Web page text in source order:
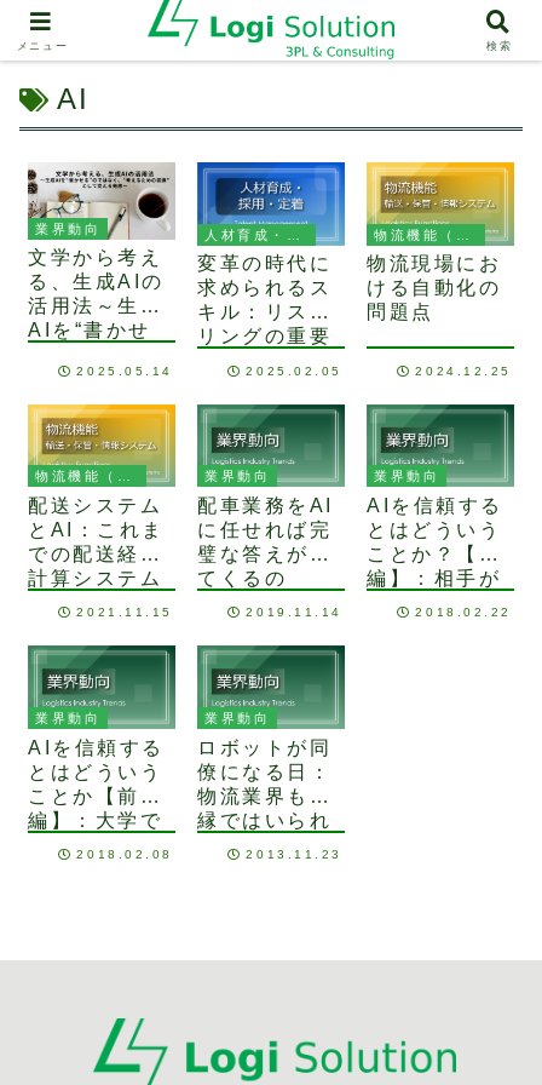
AI
業界動向
文学から考え
る、生成AIの
活用法～生成
AIを“書かせ
く、“考えるた
めの装置”とし
て捉える発想
～
2025.05.14
変革の時代に
求められるス
キル：リスキ
リングの重要
2025.02.05
物流現場にお
ける自動化の
問題点
2024.12.25
配送システム
とAI：これま
での配送経路
計算システム
と何が違うの
2021.11.15
業界動向
配車業務をAI
に任せれば完
璧な答えが出
てくるの
か？：AIとバ
2019.11.14
業界動向
AIを信頼する
とはどういう
ことか？【後
編】：相手が
AIであろうと
2018.02.22
業界動向
AIを信頼する
とはどういう
ことか【前
編】：大学で
の実験結果か
2018.02.08
業界動向
ロボットが同
僚になる日：
物流業界も無
縁ではいられ
ない
2013.11.23
メニュー 検索